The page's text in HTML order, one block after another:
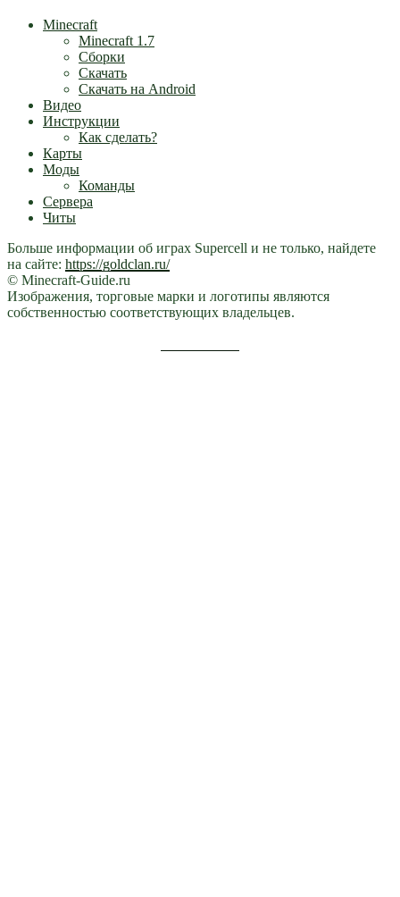
Minecraft
Minecraft 1.7
Сборки
Скачать
Скачать на Android
Видео
Инструкции
Как сделать?
Карты
Моды
Команды
Сервера
Читы
Больше информации об играх Supercell и не только, найдете
на сайте: https://goldclan.ru/
© Minecraft-Guide.ru
Изображения, торговые марки и логотипы являются
собственностью соответствующих владельцев.